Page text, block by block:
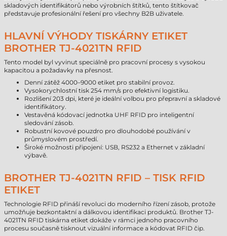
skladových identifikátorů nebo výrobních štítků, tento štítkovač
představuje profesionální řešení pro všechny B2B uživatele.
HLAVNÍ VÝHODY TISKÁRNY ETIKET
BROTHER TJ-4021TN RFID
Tento model byl vyvinut speciálně pro pracovní procesy s vysokou
kapacitou a požadavky na přesnost.
Denní zátěž 4000–9000 etiket pro stabilní provoz.
Vysokorychlostní tisk 254 mm/s pro efektivní logistiku.
Rozlišení 203 dpi, které je ideální volbou pro přepravní a skladové
identifikátory.
Vestavěná kódovací jednotka UHF RFID pro inteligentní
sledování zásob.
Robustní kovové pouzdro pro dlouhodobé používání v
průmyslovém prostředí.
Široké možnosti připojení: USB, RS232 a Ethernet v základní
výbavě.
BROTHER TJ-4021TN RFID – TISK RFID
ETIKET
Technologie RFID přináší revoluci do moderního řízení zásob, protože
umožňuje bezkontaktní a dálkovou identifikaci produktů. Brother TJ-
4021TN RFID tiskárna etiket dokáže v rámci jednoho pracovního
procesu současně tisknout vizuální informace a kódovat RFID čip.